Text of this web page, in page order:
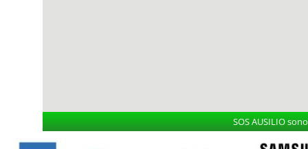
SOS AUSILIO